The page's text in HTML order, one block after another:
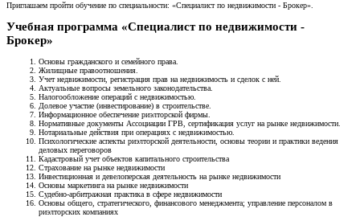
Приглашаем пройти обучение по специальности: «Специалист по недвижимости - Брокер».
Учебная программа «Специалист по недвижимости -
Брокер»
Основы гражданского и семейного права.
Жилищные правоотношения.
Учет недвижимости, регистрация прав на недвижимость и сделок с ней.
Актуальные вопросы земельного законодательства.
Налогообложение операций с недвижимостью.
Долевое участие (инвестирование) в строительстве.
Информационное обеспечение риэлторской фирмы.
Нормативные документы Ассоциации ГРВ, сертификация услуг на рынке недвижимости.
Нотариальные действия при операциях с недвижимостью.
Психологические аспекты риэлторской деятельности, основы теории и практики ведения
деловых переговоров
Кадастровый учет объектов капитального строительства
Страхование на рынке недвижимости
Инвестиционная и девелоперская деятельность на рынке недвижимости
Основы маркетинга на рынке недвижимости
Судебно-арбитражная практика в сфере недвижимости
Основы общего, стратегического, финансового менеджмента; управление персоналом в
риэлторских компаниях